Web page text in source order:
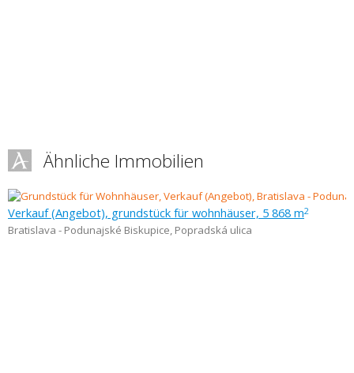
Ähnliche Immobilien
Verkauf (Angebot), grundstück für wohnhäuser, 5 868 m2
Bratislava - Podunajské Biskupice, Popradská ulica